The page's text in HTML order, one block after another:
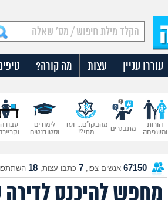
עוררו עניין עצות מה קורה?
הורות
ומשפחה
מתבגרים
מהבקו"ם... ועד
מתי?!
לימודים
וסטודנטים
עבודה
67150 אנשים צפו, 7 כתבו עצות, 18
מחפש להיכנס